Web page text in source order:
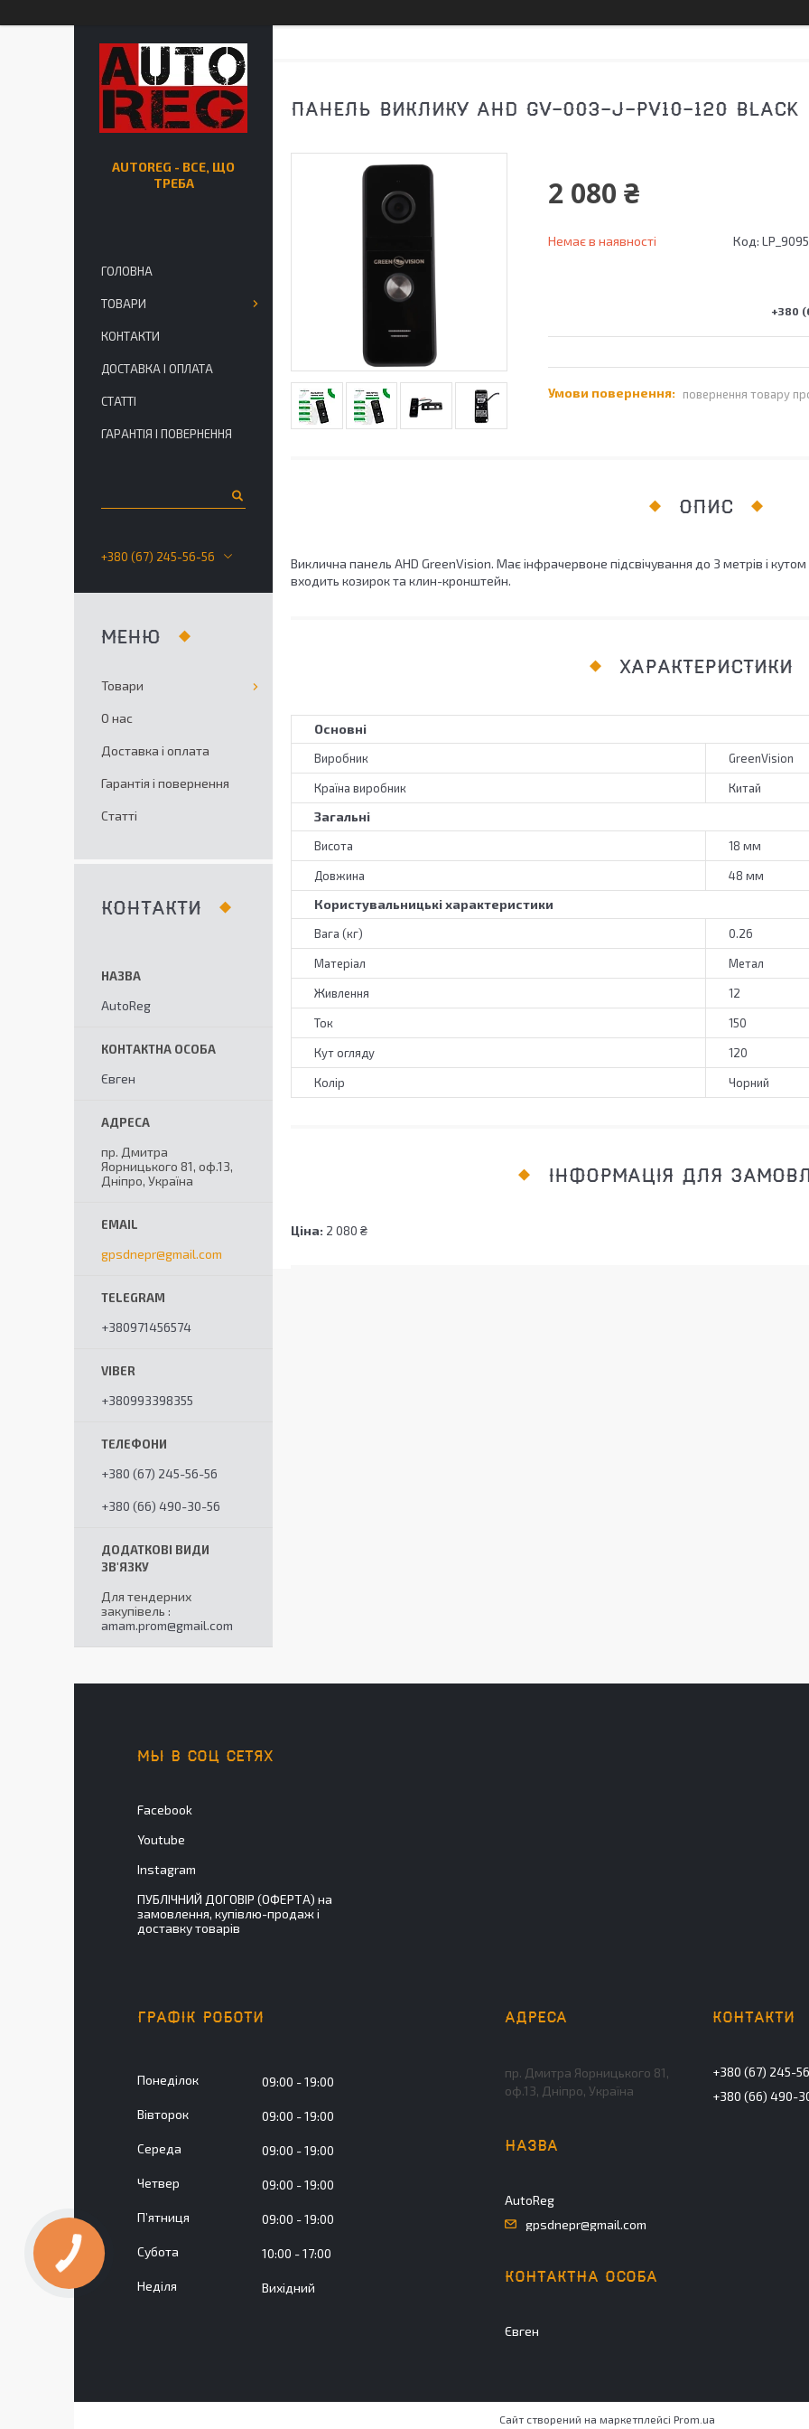
ПАНЕЛЬ ВИКЛИКУ AHD GV-003-J-PV10-120 BLACK
2 080 ₴
Немає в наявності Код: LP_9095
+380
повернення товару
ОПИС
Виклична панель AHD GreenVision. Має інфрачервоне підсвічування до 3 метрів і
входить козирок та клин-кронштейн.
ХАРАКТЕРИСТИКИ
Основні
Виробник GreenVision
Країна виробник Китай
Загальні
Висота 18 мм
Довжина 48 мм
Користувальницькі характеристики
Вага (кг) 0.26
Матеріал Метал
Живлення 12
Ток 150
Кут огляду 120
Колір Чорний
ІНФОРМАЦІЯ ДЛЯ
Ціна: 2 080 ₴
AUTOREG - ВСЕ, ЩО
ТРЕБА
ГОЛОВНА
ТОВАРИ
КОНТАКТИ
ДОСТАВКА І ОПЛАТА
СТАТТІ
ГАРАНТІЯ І ПОВЕРНЕННЯ
+380 (67) 245-56-56
Товари
О нас
Доставка і оплата
Гарантія і повернення
Статті
КОНТАКТИ
AutoReg
Євген
пр. Дмитра
Яорницького 81, оф.13,
Дніпро, Україна
gpsdnepr@gmail.com
+380971456574
+380993398355
+380 (67) 245-56-56
+380 (66) 490-30-56
Для тендерних
закупівель
amam.prom@gmail.com
МЫ В СОЦ СЕТЯХ
Facebook
Youtube
Instagram
ПУБЛІЧНИЙ ДОГОВІР (ОФЕРТА) на
замовлення, купівлю-продаж і
доставку товарів
ГРАФІК РОБОТИ
Понеділок 09:00 19:00
Вівторок 09:00 19:00
Середа 09:00 19:00
Четвер 09:00 19:00
Пʼятниця 09:00 19:00
Субота 10:00 17:00
Неділя Вихідний
пр. Дмитра Яорницького 81,
оф.13, Дніпро, Україна
AutoReg
gpsdnepr@gmail.com
Євген
+380 (67) 245-
+380 (66) 490-
Сайт створений на маркетплейсі Prom.ua